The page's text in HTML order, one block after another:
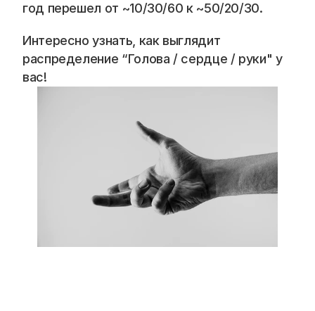
год перешел от ~10/30/60 к ~50/20/30.
Интересно узнать, как выглядит
распределение “Голова / сердце / руки" у
вас!